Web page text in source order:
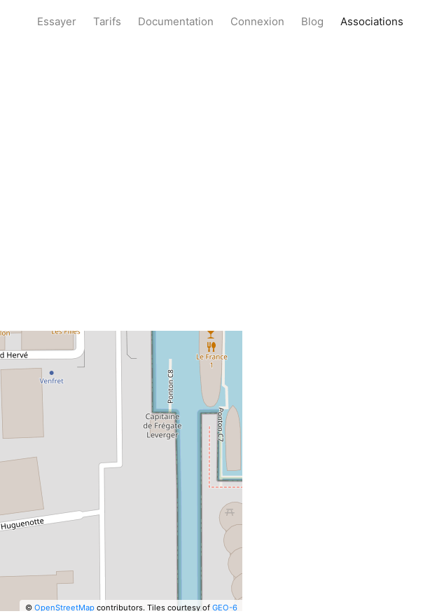
Essayer Tarifs Documentation Connexion Blog Associations
© OpenStreetMapcontributors. Tiles courtesy of GEO-6